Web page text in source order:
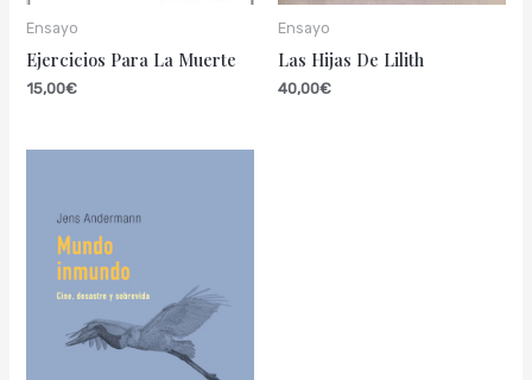
Ensayo
Ejercicios Para La Muerte
15,00€
Ensayo
Las Hijas De Lilith
40,00€